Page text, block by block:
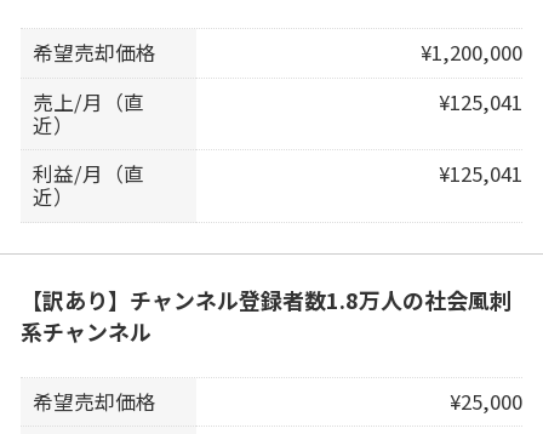
希望売却価格
¥1,200,000
売上/月（直
近）
¥125,041
利益/月（直
近）
¥125,041
【訳あり】チャンネル登録者数1.8万人の社会風刺
系チャンネル
希望売却価格
¥25,000